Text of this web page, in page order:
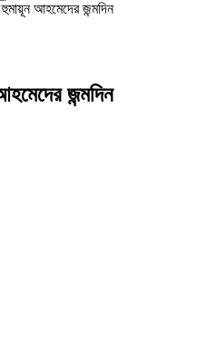
আহমেদের জন্মদিন
জন্মদিন